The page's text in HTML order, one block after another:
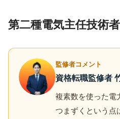
第二種電気主任技術
監修者コメント
資格転職監修者
複素数を使った電
つまずくという点